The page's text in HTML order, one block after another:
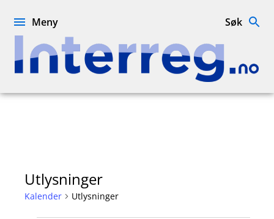
Interreg.no
Meny Søk
Utlysninger
Kalender Utlysninger